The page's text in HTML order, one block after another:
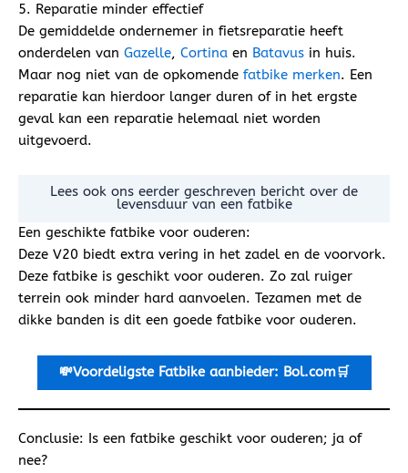
5. Reparatie minder effectief
De gemiddelde ondernemer in fietsreparatie heeft
onderdelen van Gazelle, Cortina en Batavus in huis.
Maar nog niet van de opkomende fatbike merken. Een
reparatie kan hierdoor langer duren of in het ergste
geval kan een reparatie helemaal niet worden
uitgevoerd.
Lees ook ons eerder geschreven bericht over de
levensduur van een fatbike
Een geschikte fatbike voor ouderen:
Deze V20 biedt extra vering in het zadel en de voorvork.
Deze fatbike is geschikt voor ouderen. Zo zal ruiger
terrein ook minder hard aanvoelen. Tezamen met de
dikke banden is dit een goede fatbike voor ouderen.
💸Voordeligste Fatbike aanbieder: Bol.com🛒
Conclusie: Is een fatbike geschikt voor ouderen; ja of
nee?